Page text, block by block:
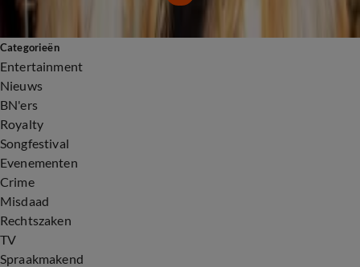
Categorieën
Entertainment
Nieuws
BN'ers
Royalty
Songfestival
Evenementen
Crime
Misdaad
Rechtszaken
TV
Spraakmakend